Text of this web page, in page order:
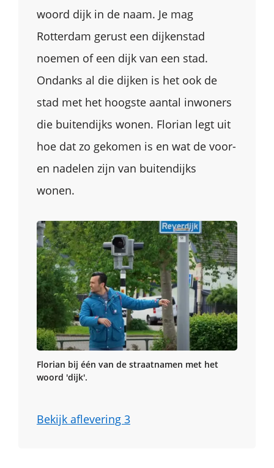
woord dijk in de naam. Je mag
Rotterdam gerust een dijkenstad
noemen of een dijk van een stad.
Ondanks al die dijken is het ook de
stad met het hoogste aantal inwoners
die buitendijks wonen. Florian legt uit
hoe dat zo gekomen is en wat de voor-
en nadelen zijn van buitendijks
wonen.
Florian bij één van de straatnamen met het
woord 'dijk'.
Bekijk aflevering 3